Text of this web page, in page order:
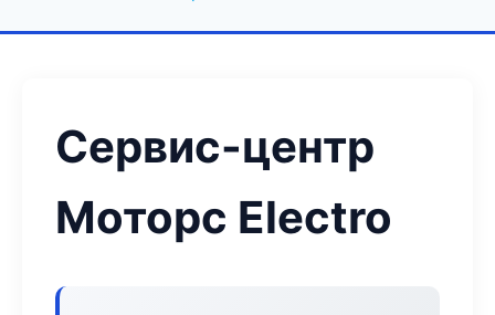
Сервис-центр
Моторс Electro